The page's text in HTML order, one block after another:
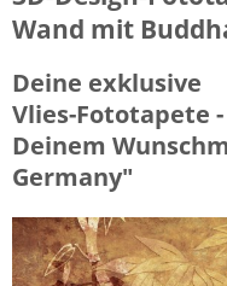
Wand mit
Deine exklusive
Vlies-Fototapete
Deinem
Germany"